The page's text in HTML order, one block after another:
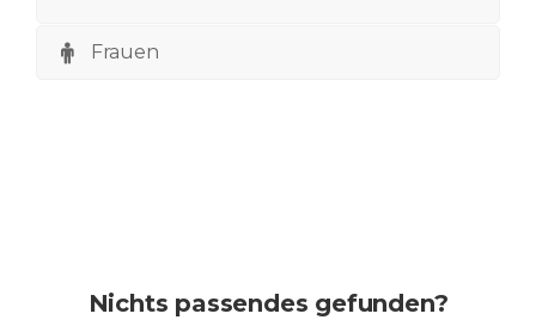
Frauen
Nichts passendes gefunden?